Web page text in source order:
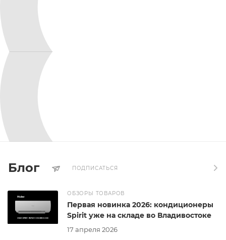
Блог ПОДПИСАТЬСЯ
ОБЗОРЫ ТОВАРОВ
17 апреля 2026
Первая новинка 2026: кондиционеры
Spirit уже на складе во Владивостоке